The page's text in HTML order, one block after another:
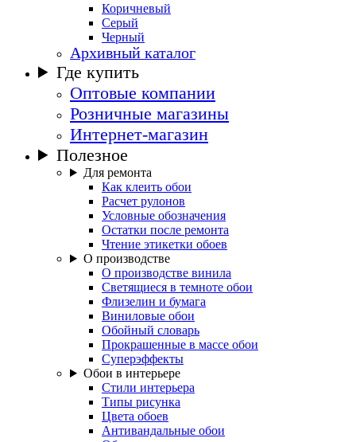
Коричневый
Серый
Черный
Архивный каталог
Где купить
Оптовые компании
Розничные магазины
Интернет-магазин
Полезное
Для ремонта
Как клеить обои
Расчет рулонов
Условные обозначения
Остатки после ремонта
Чтение этикетки обоев
О производстве
О производстве винила
Светящиеся в темноте обои
Флизелин и бумага
Виниловые обои
Обойный словарь
Прокрашенные в массе обои
Суперэффекты
Обои в интерьере
Стили интерьера
Типы рисунка
Цвета обоев
Антивандальные обои